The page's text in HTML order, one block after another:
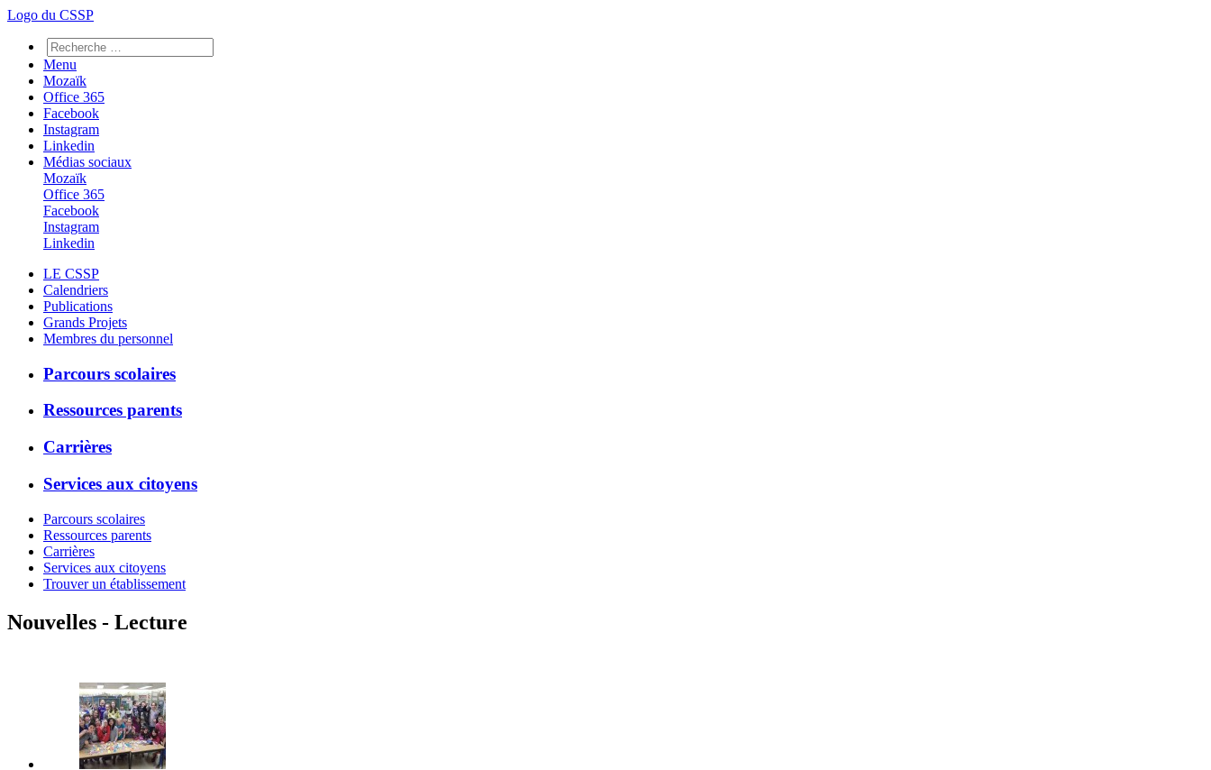
Logo du CSSP
Menu
Mozaïk
Office 365
Facebook
Instagram
Linkedin
Médias sociaux
Mozaïk
Office 365
Facebook
Instagram
Linkedin
LE CSSP
Calendriers
Publications
Grands Projets
Membres du personnel
Parcours scolaires
Ressources parents
Carrières
Services aux citoyens
Parcours scolaires
Ressources parents
Carrières
Services aux citoyens
Trouver un établissement
Nouvelles - Lecture